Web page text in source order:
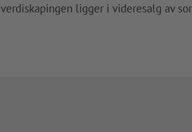
verdiskapingen ligger i videresalg av